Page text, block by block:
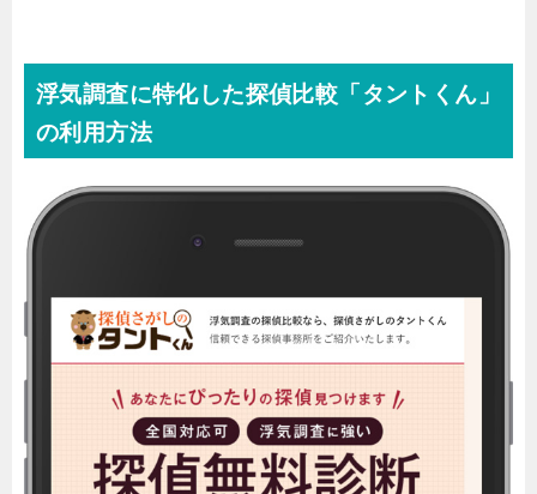
浮気調査に特化した探偵比較「タントくん」
の利用方法